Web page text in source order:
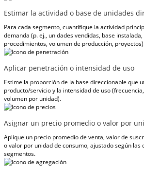
Estimar la actividad o base de unidades
Para cada segmento, cuantifique la actividad
demanda (p. ej., unidades vendidas, base
procedimientos, volumen de producción,
Aplicar penetración o intensidad de uso
Estime la proporción de la base direccionable que
producto/servicio y la intensidad de uso
volumen por unidad).
Asignar un precio promedio o valor por
Aplique un precio promedio de venta, valor de
o valor por unidad de consumo, ajustado según las
segmentos.